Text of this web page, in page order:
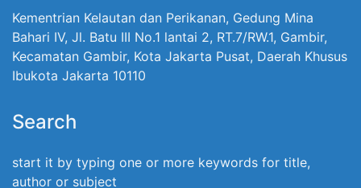
Kementrian Kelautan dan Perikanan, Gedung Mina
Bahari IV, Jl. Batu III No.1 lantai 2, RT.7/RW.1, Gambir,
Kecamatan Gambir, Kota Jakarta Pusat, Daerah Khusus
Ibukota Jakarta 10110
Search
start it by typing one or more keywords for title,
author or subject